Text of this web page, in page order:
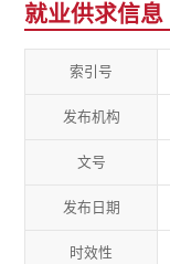
就业供求信息
索引号
发布机构
文号
发布日期
时效性